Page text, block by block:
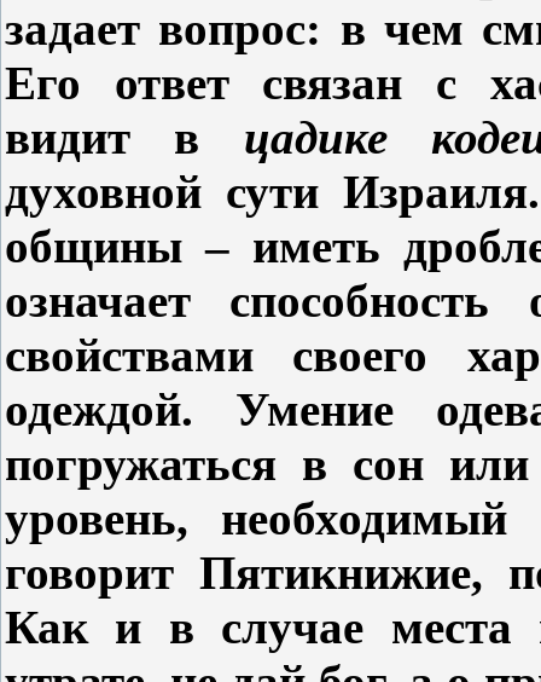
задает вопрос: в чем
Его ответ связан с
видит в цадике
духовной сути
общины – иметь
означает
свойствами своего
одеждой. Умение
погружаться в сон
уровень,
говорит Пятикнижие,
Как и в случае места